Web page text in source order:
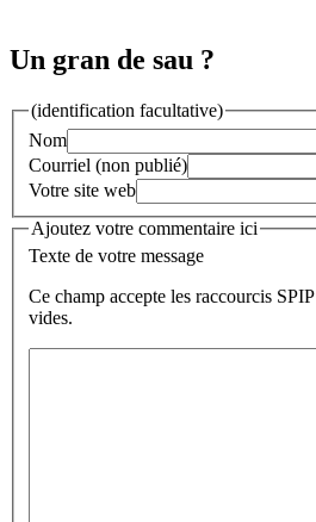
Un gran de sau ?
(identification facultative)
Nom
Courriel (non publié)
Votre site web
Ajoutez votre commentaire ici
Texte de votre message
Ce champ accepte les raccourcis SPIP
vides.